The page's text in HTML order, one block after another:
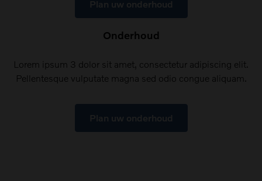
Plan uw onderhoud
Onderhoud
Lorem ipsum 3 dolor sit amet, consectetur adipiscing elit.
Pellentesque vulputate magna sed odio congue aliquam.
Plan uw onderhoud